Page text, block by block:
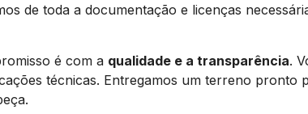
de toda a documentação e licenças
é com a qualidade e a transparência.
técnicas. Entregamos um terreno pronto